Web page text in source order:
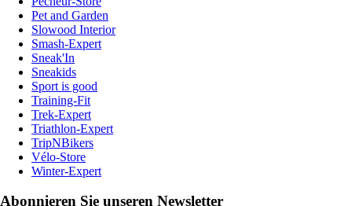
Pet and Garden
Slowood Interior
Smash-Expert
Sneak'In
Sneakids
Sport is good
Training-Fit
Trek-Expert
Triathlon-Expert
TripNBikers
Vélo-Store
Winter-Expert
Abonnieren Sie unseren Newsletter